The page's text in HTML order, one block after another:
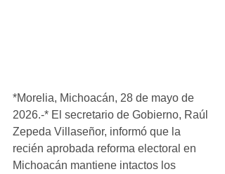
*Morelia, Michoacán, 28 de mayo de
2026.-* El secretario de Gobierno, Raúl
Zepeda Villaseñor, informó que la
recién aprobada reforma electoral en
Michoacán mantiene intactos los